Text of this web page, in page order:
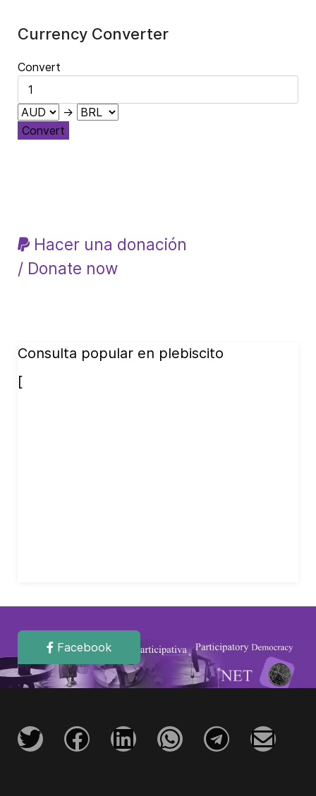
Currency Converter
Convert
→
Convert
Hacer una donación
/ Donate now
Consulta popular en plebiscito
[
Facebook